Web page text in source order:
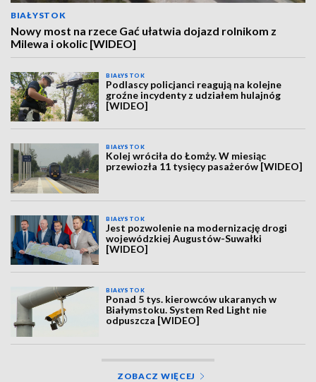
BIAŁYSTOK
Nowy most na rzece Gać ułatwia dojazd rolnikom z
Milewa i okolic [WIDEO]
BIAŁYSTOK
Podlascy policjanci reagują na kolejne
groźne incydenty z udziałem hulajnóg
[WIDEO]
BIAŁYSTOK
Kolej wróciła do Łomży. W miesiąc
przewiozła 11 tysięcy pasażerów [WIDEO]
BIAŁYSTOK
Jest pozwolenie na modernizację drogi
wojewódzkiej Augustów-Suwałki
[WIDEO]
BIAŁYSTOK
Ponad 5 tys. kierowców ukaranych w
Białymstoku. System Red Light nie
odpuszcza [WIDEO]
ZOBACZ WIĘCEJ